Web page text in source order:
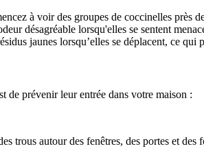
à voir des groupes de coccinelles près
désagréable lorsqu'elles se sentent
jaunes lorsqu’elles se déplacent, ce
de prévenir leur entrée dans votre maison :
trous autour des fenêtres, des portes et